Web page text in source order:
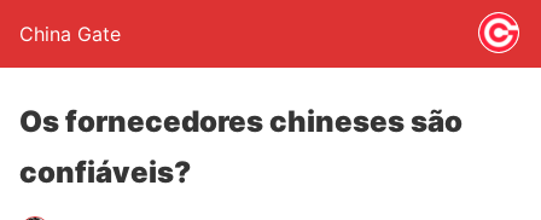
China Gate
Os fornecedores chineses são
confiáveis?